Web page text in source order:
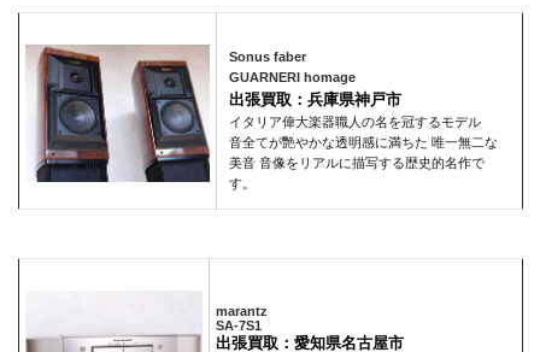
Sonus faber
GUARNERI homage
出張買取：兵庫県神戸市
イタリア偉大楽器職人の名を冠するモデル
音全てが艷やかな透明感に満ちた 唯一無二な
美音 音像をリアルに描写する歴史的名作で
す。
marantz
SA-7S1
出張買取：愛知県名古屋市